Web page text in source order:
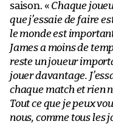
saison. « Chaque
que j’essaie de faire
le monde est
James a moins de
reste un joueur
jouer davantage.
chaque match et rien
Tout ce que je peux
nous, comme tous les